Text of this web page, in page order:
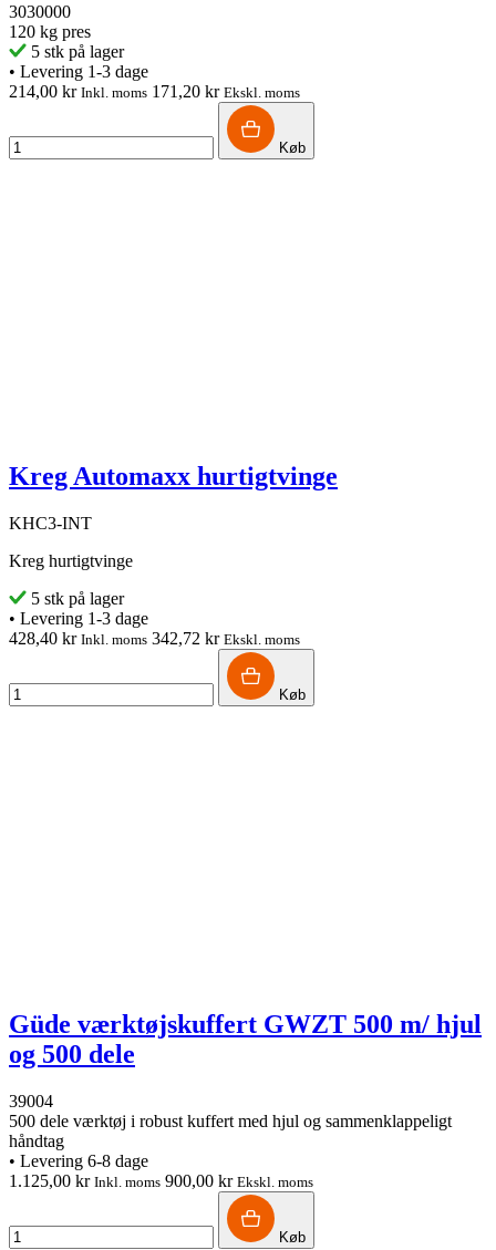
3030000
120 kg pres
5 stk på lager
• Levering 1-3 dage
214,00 kr Inkl. moms 171,20 kr Ekskl. moms
Køb
Kreg Automaxx hurtigtvinge
KHC3-INT
Kreg hurtigtvinge
5 stk på lager
• Levering 1-3 dage
428,40 kr Inkl. moms 342,72 kr Ekskl. moms
Køb
Güde værktøjskuffert GWZT 500 m/ hjul
og 500 dele
39004
500 dele værktøj i robust kuffert med hjul og sammenklappeligt
håndtag
• Levering 6-8 dage
1.125,00 kr Inkl. moms 900,00 kr Ekskl. moms
Køb